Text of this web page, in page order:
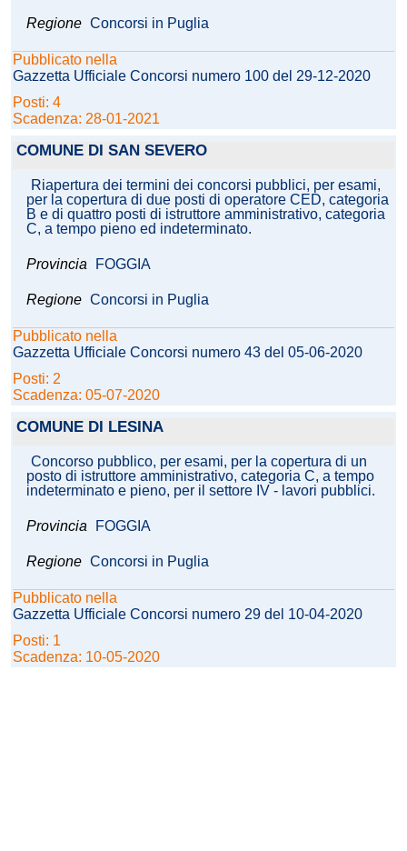
Regione Concorsi in Puglia
Pubblicato nella
Gazzetta Ufficiale Concorsi numero 100 del 29-12-2020
Posti: 4
Scadenza: 28-01-2021
COMUNE DI SAN SEVERO
Riapertura dei termini dei concorsi pubblici, per esami,
per la copertura di due posti di operatore CED, categoria
B e di quattro posti di istruttore amministrativo, categoria
C, a tempo pieno ed indeterminato.
Provincia FOGGIA
Regione Concorsi in Puglia
Pubblicato nella
Gazzetta Ufficiale Concorsi numero 43 del 05-06-2020
Posti: 2
Scadenza: 05-07-2020
COMUNE DI LESINA
Concorso pubblico, per esami, per la copertura di un
posto di istruttore amministrativo, categoria C, a tempo
indeterminato e pieno, per il settore IV - lavori pubblici.
Provincia FOGGIA
Regione Concorsi in Puglia
Pubblicato nella
Gazzetta Ufficiale Concorsi numero 29 del 10-04-2020
Posti: 1
Scadenza: 10-05-2020